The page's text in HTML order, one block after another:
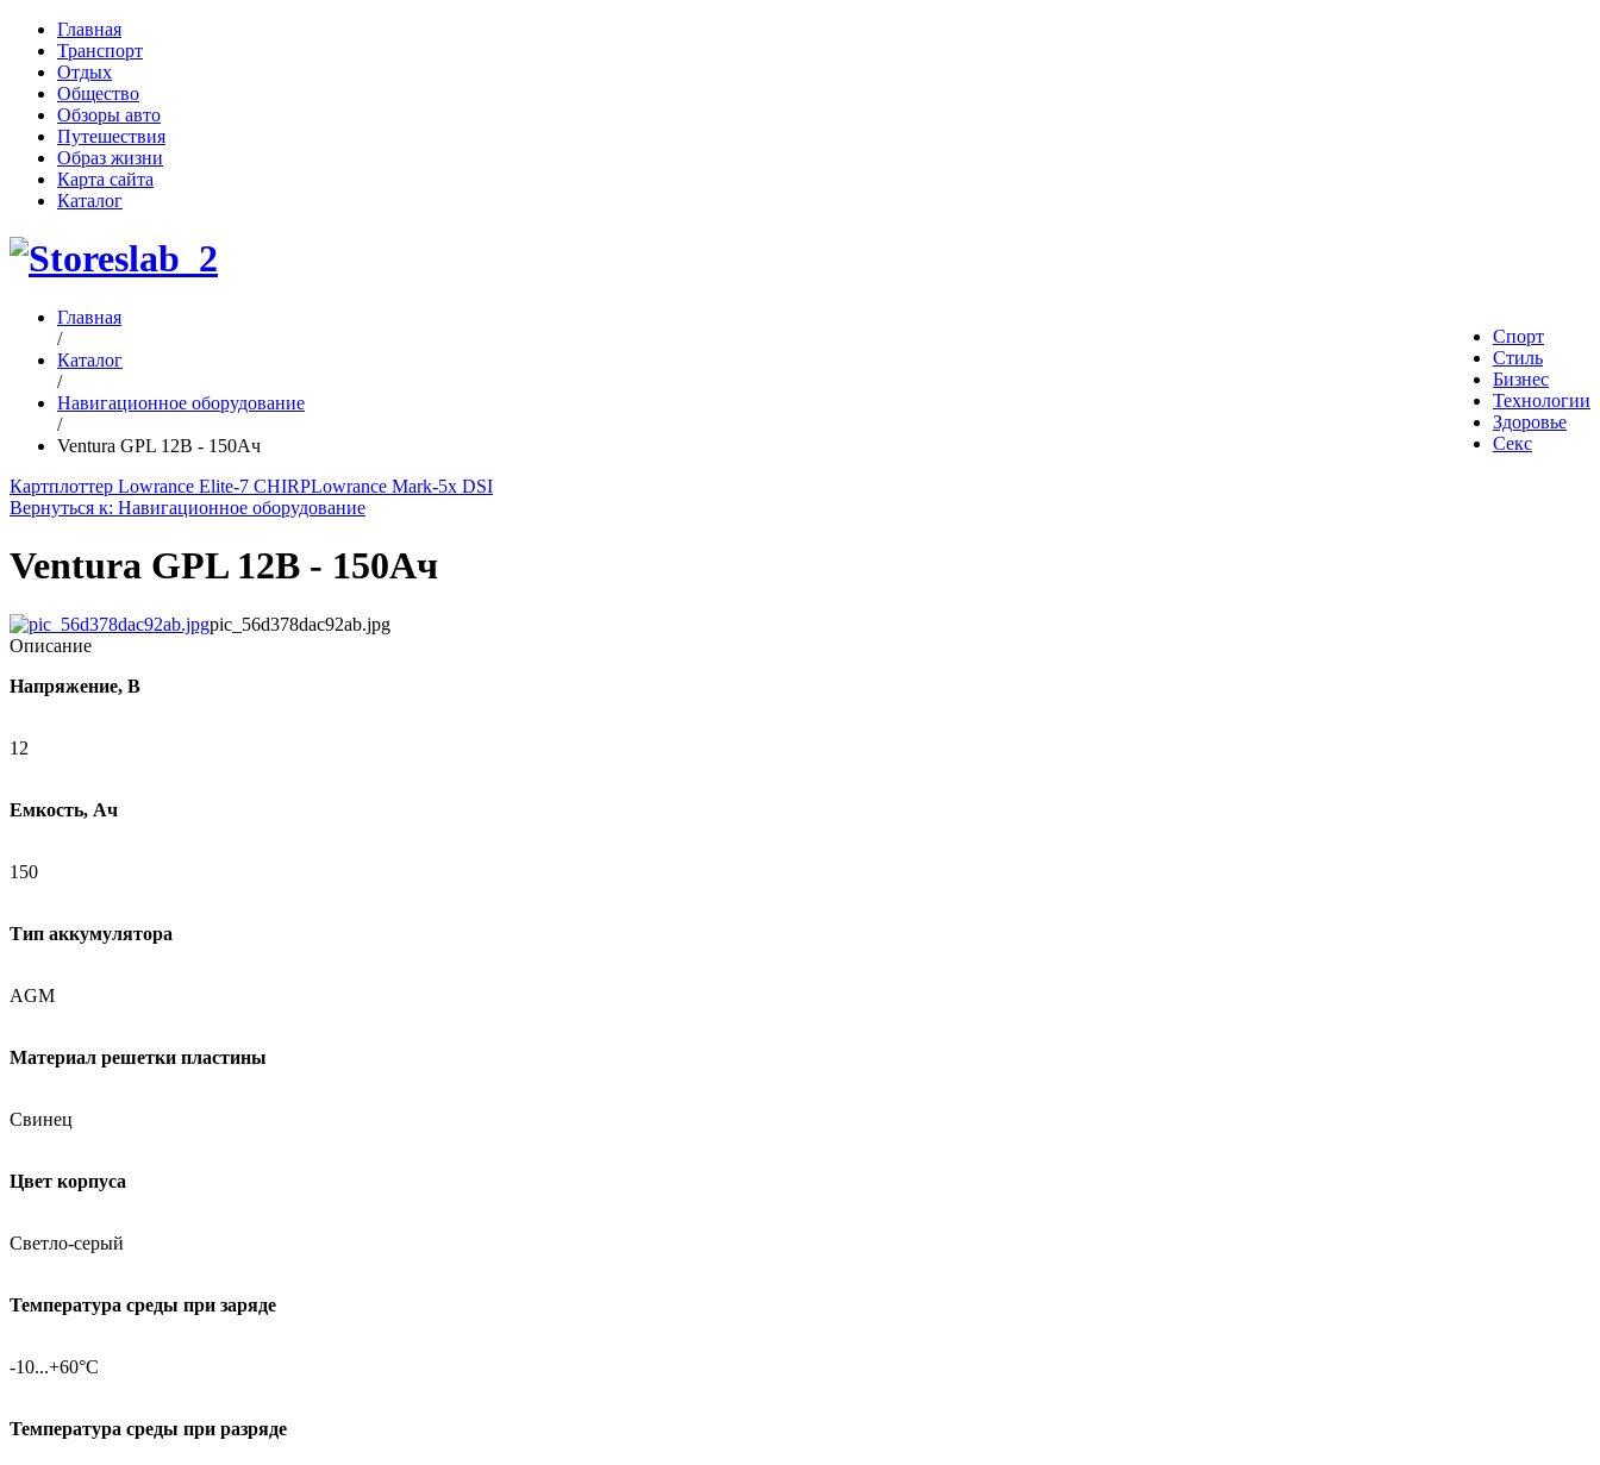
Главная
Транспорт
Отдых
Общество
Обзоры авто
Путешествия
Образ жизни
Карта сайта
Каталог
Спорт
Стиль
Бизнес
Технологии
Здоровье
Секс
Главная
/
Каталог
/
Навигационное оборудование
/
Ventura GPL 12В - 150Ач
Картплоттер Lowrance Elite-7 CHIRPLowrance Mark-5x DSI
Вернуться к: Навигационное оборудование
Ventura GPL 12В - 150Ач
pic_56d378dac92ab.jpg
Описание
Напряжение, В
12
Емкость, Ач
150
Тип аккумулятора
AGM
Материал решетки пластины
Свинец
Цвет корпуса
Светло-серый
Температура среды при заряде
-10...+60°C
Температура среды при разряде